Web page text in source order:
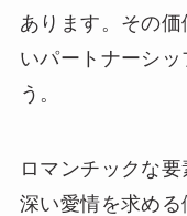
あります。その
いパートナーシ
う。
ロマンチックな
深い愛情を求める